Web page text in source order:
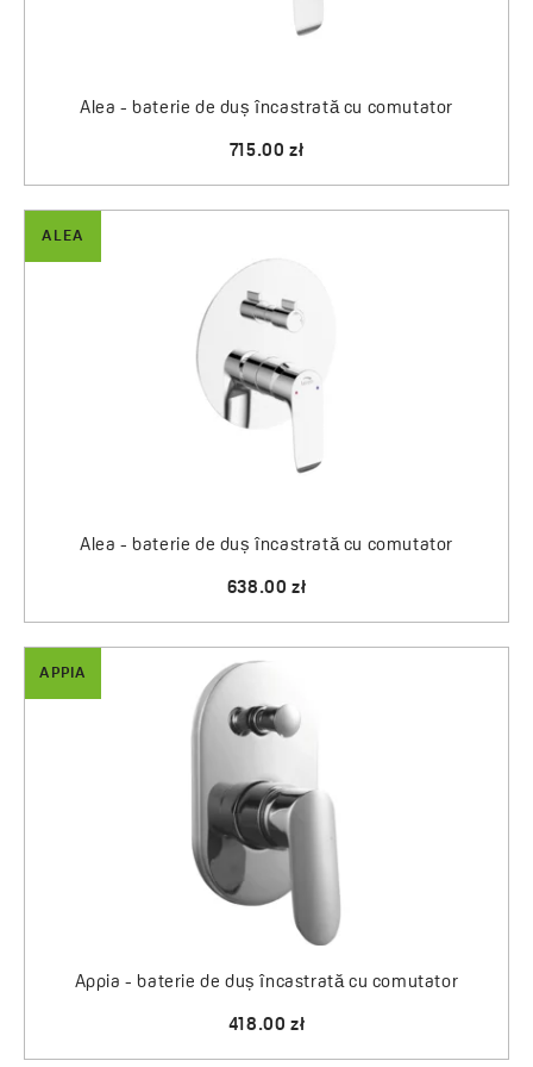
Alea - baterie de duș încastrată cu comutator
715.00 zł
ALEA
Alea - baterie de duș încastrată cu comutator
638.00 zł
APPIA
Appia - baterie de duș încastrată cu comutator
418.00 zł